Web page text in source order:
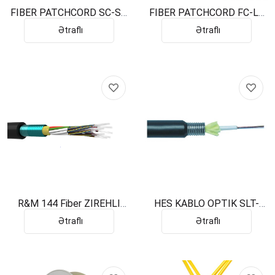
FIBER PATCHCORD SC-SC
Ətraflı
FIBER PATCHCORD FC-LC
Ətraflı
R&M 144 Fiber ZIREHLI
MLT BLACK SM G-652D
Ətraflı
HES KABLO OPTIK SLT-
SJSA 8 SM-652D DRY
HFFR BRON
Ətraflı